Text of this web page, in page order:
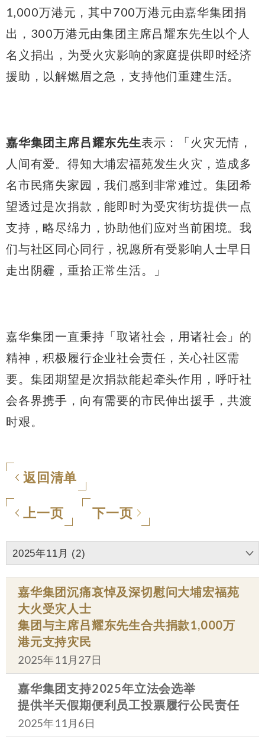
1,000万港元，其中700万港元由嘉华集团捐
出，300万港元由集团主席吕耀东先生以个人
名义捐出，为受火灾影响的家庭提供即时经济
援助，以解燃眉之急，支持他们重建生活。
嘉华集团主席吕耀东先生表示：「火灾无情，
人间有爱。得知大埔宏福苑发生火灾，造成多
名市民痛失家园，我们感到非常难过。集团希
望透过是次捐款，能即时为受灾街坊提供一点
支持，略尽绵力，协助他们应对当前困境。我
们与社区同心同行，祝愿所有受影响人士早日
走出阴霾，重拾正常生活。」
嘉华集团一直秉持「取诸社会，用诸社会」的
精神，积极履行企业社会责任，关心社区需
要。集团期望是次捐款能起牵头作用，呼吁社
会各界携手，向有需要的市民伸出援手，共渡
时艰。
返回清单
上一页 下一页
2025年11月 (2)
嘉华集团沉痛哀悼及深切慰问大埔宏福苑
大火受灾人士
集团与主席吕耀东先生合共捐款1,000万
港元支持灾民
2025年11月27日
嘉华集团支持2025年立法会选举
提供半天假期便利员工投票履行公民责任
2025年11月6日